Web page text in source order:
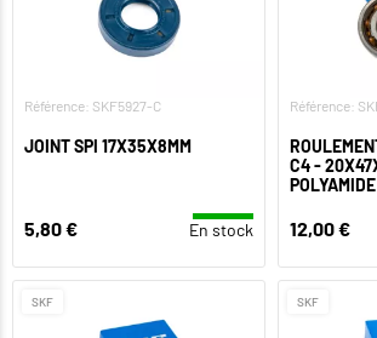
Référence: SKF5927-C
JOINT SPI 17X35X8MM
5,80 € En stock
Référence:
C4 -
POLYAMIDE
12,00 €
SKF SKF